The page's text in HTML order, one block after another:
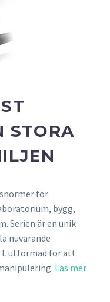
STORA
för
bygg,
Serien är en unik
nuvarande
utformad för att
Läs mer